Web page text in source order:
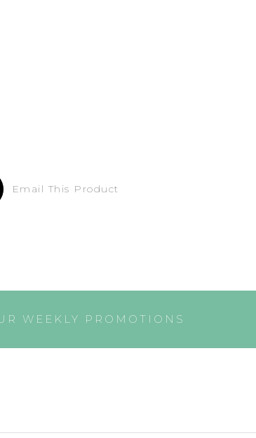
Email This Product
WEEKLY PROMOTIONS